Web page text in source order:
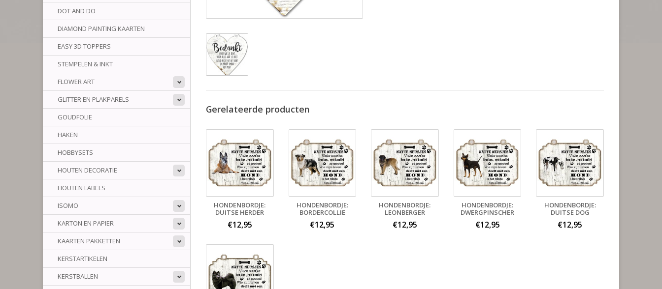
DOT AND DO
DIAMOND PAINTING KAARTEN
EASY 3D TOPPERS
STEMPELEN & INKT
FLOWER ART
GLITTER EN PLAKPARELS
GOUDFOLIE
HAKEN
HOBBYSETS
HOUTEN DECORATIE
HOUTEN LABELS
ISOMO
KARTON EN PAPIER
KAARTEN PAKKETTEN
KERSTARTIKELEN
KERSTBALLEN
Gerelateerde producten
HONDENBORDJE:
DUITSE HERDER
€12,95
HONDENBORDJE:
BORDERCOLLIE
€12,95
HONDENBORDJE:
LEONBERGER
€12,95
HONDENBORDJE:
DWERGPINSCHER
€12,95
HONDENBORDJE:
DUITSE DOG
€12,95